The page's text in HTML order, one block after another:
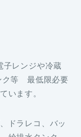
レンジや冷蔵
ク等 最低限必要
います。
ドラレコ、バッ